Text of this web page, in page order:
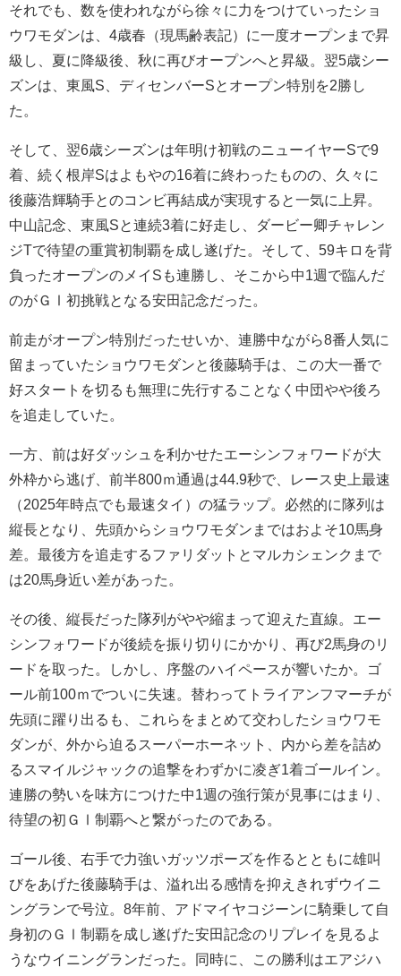
それでも、数を使われながら徐々に力をつけていったショ
ウワモダンは、4歳春（現馬齢表記）に一度オープンまで昇
級し、夏に降級後、秋に再びオープンへと昇級。翌5歳シー
ズンは、東風S、ディセンバーSとオープン特別を2勝し
た。
そして、翌6歳シーズンは年明け初戦のニューイヤーSで9
着、続く根岸Sはよもやの16着に終わったものの、久々に
後藤浩輝騎手とのコンビ再結成が実現すると一気に上昇。
中山記念、東風Sと連続3着に好走し、ダービー卿チャレン
ジTで待望の重賞初制覇を成し遂げた。そして、59キロを背
負ったオープンのメイSも連勝し、そこから中1週で臨んだ
のがＧⅠ初挑戦となる安田記念だった。
前走がオープン特別だったせいか、連勝中ながら8番人気に
留まっていたショウワモダンと後藤騎手は、この大一番で
好スタートを切るも無理に先行することなく中団やや後ろ
を追走していた。
一方、前は好ダッシュを利かせたエーシンフォワードが大
外枠から逃げ、前半800ｍ通過は44.9秒で、レース史上最速
（2025年時点でも最速タイ）の猛ラップ。必然的に隊列は
縦長となり、先頭からショウワモダンまではおよそ10馬身
差。最後方を追走するファリダットとマルカシェンクまで
は20馬身近い差があった。
その後、縦長だった隊列がやや縮まって迎えた直線。エー
シンフォワードが後続を振り切りにかかり、再び2馬身のリ
ードを取った。しかし、序盤のハイペースが響いたか。ゴ
ール前100ｍでついに失速。替わってトライアンフマーチが
先頭に躍り出るも、これらをまとめて交わしたショウワモ
ダンが、外から迫るスーパーホーネット、内から差を詰め
るスマイルジャックの追撃をわずかに凌ぎ1着ゴールイン。
連勝の勢いを味方につけた中1週の強行策が見事にはまり、
待望の初ＧⅠ制覇へと繋がったのである。
ゴール後、右手で力強いガッツポーズを作るとともに雄叫
びをあげた後藤騎手は、溢れ出る感情を抑えきれずウイニ
ングランで号泣。8年前、アドマイヤコジーンに騎乗して自
身初のＧⅠ制覇を成し遂げた安田記念のリプレイを見るよ
うなウイニングランだった。同時に、この勝利はエアジハ